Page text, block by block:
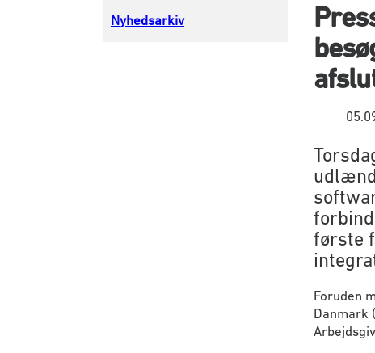
Nyhedsarkiv
første
Foruden
Danmark